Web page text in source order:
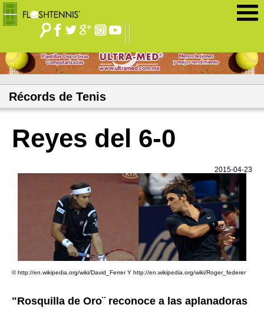
Récords de Tenis
Reyes del 6-0
2015-04-23
© http://en.wikipedia.org/wiki/David_Ferrer Y http://en.wikipedia.org/wiki/Roger_federer
"Rosquilla de Oro¨ reconoce a las aplanadoras